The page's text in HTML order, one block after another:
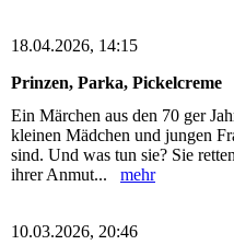
18.04.2026, 14:15
Prinzen, Parka, Pickelcreme
Ein Märchen aus den 70 ger
kleinen Mädchen und jungen
sind. Und was tun sie? Sie
ihrer Anmut... mehr
10.03.2026, 20:46